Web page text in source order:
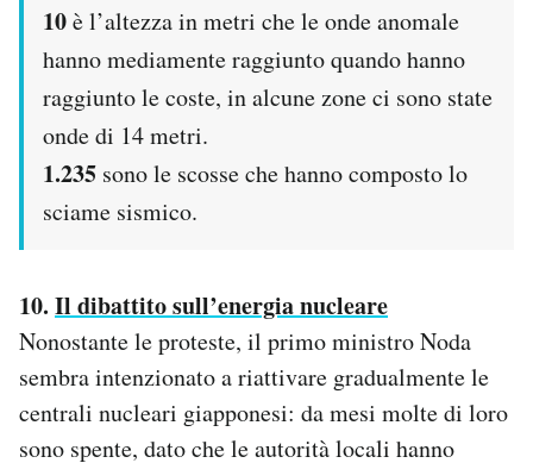
10è l’altezza in metri che le onde anomale
hanno mediamente raggiunto quando hanno
raggiunto le coste, in alcune zone ci sono state
onde di 14 metri.
1.235 sono le scosse che hanno composto lo
sciame sismico.
10. Il dibattito sull’energia nucleare
Nonostante le proteste, il primo ministro Noda
sembra intenzionato a riattivare gradualmente le
centrali nucleari giapponesi: da mesi molte di loro
sono spente, dato che le autorità locali hanno